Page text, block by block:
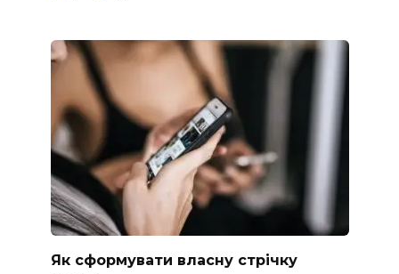
Як сформувати власну стрічку